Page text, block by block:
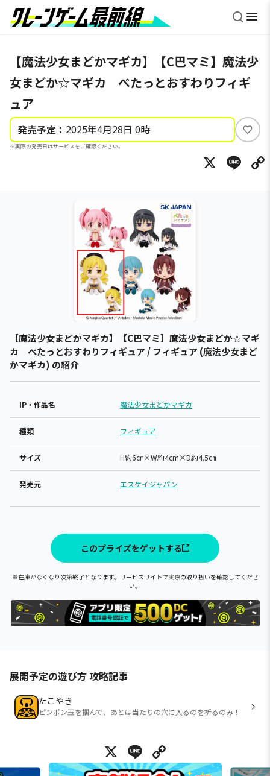
【魔法少女まどかマギカ】【C巴マミ】魔法少
女まどか☆マギカ ぺたっとおすわりフィギ
ュア
発売予定： 2025年4月28日 0時
※実際の発売日はサービスをご確認ください。
い
ね
X
【魔法少女まどかマギカ】【C巴マミ】魔法少女まどか☆マギ
カ ぺたっとおすわりフィギュア / フィギュア (魔法少女まど
かマギカ) の紹介
IP・作品名 魔法少女まどかマギカ
種類 フィギュア
サイズ H約6㎝×W約4cm×D約4.5㎝
発売元 エスケイジャパン
このプライズをゲットする
※在庫がなくなり次第終了となります。サービスサイトで実際の取り扱いを確認してくださ
い。
展開予定の遊び方 攻略記事
たこやき
ピンポン玉を掴んで、あとは当たりの穴に入るのを祈るのみ！
X Line